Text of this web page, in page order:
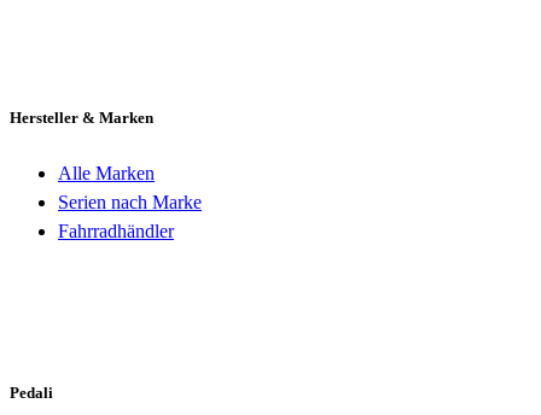
Hersteller & Marken
Alle Marken
Serien nach Marke
Fahrradhändler
Pedali